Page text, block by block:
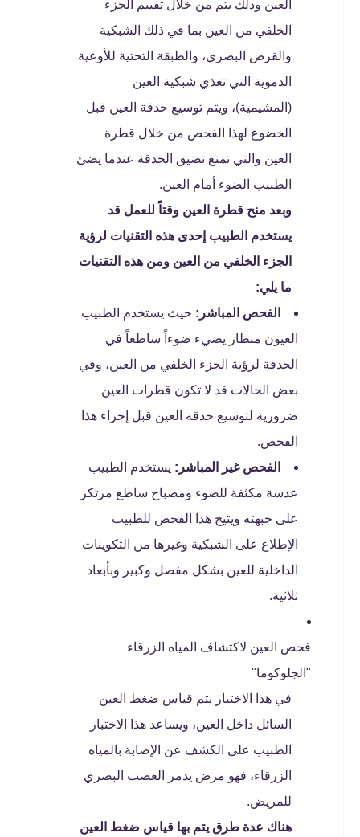
العين وذلك يتم من خلال تقييم الجزء
الخلفي من العين بما في ذلك الشبكية
والقرص البصري، والطبقة التحتية للأوعية
الدموية التي تغذي شبكية العين
(المشيمية)، ويتم توسيع حدقة العين قبل
الخضوع لهذا الفحص من خلال قطرة
العين والتي تمنع تضيق الحدقة عندما يضئ
الطبيب الضوء أمام العين.
وبعد منح قطرة العين وقتاً للعمل قد
يستخدم الطبيب إحدى هذه التقنيات لرؤية
الجزء الخلفي من العين ومن هذه التقنيات
ما يلي:
الفحص المباشر: حيث يستخدم الطبيب
العيون منظار يضيء ضوءاً ساطعاً في
الحدقة لرؤية الجزء الخلفي من العين، وفي
بعض الحالات قد لا تكون قطرات العين
ضرورية لتوسيع حدقة العين قبل إجراء هذا
الفحص.
الفحص غير المباشر: يستخدم الطبيب
عدسة مكثفة للضوء ومصباح ساطع مرتكز
على جبهته ويتيح هذا الفحص للطبيب
الإطلاع على الشبكية وغيرها من التكوينات
الداخلية للعين بشكل مفصل وكبير وبأبعاد
ثلاثية.
فحص العين لاكتشاف المياه الزرقاء
"الجلوكوما"
في هذا الاختبار يتم قياس ضغط العين
السائل داخل العين، ويساعد هذا الاختبار
الطبيب على الكشف عن الإصابة بالمياه
الزرقاء، فهو مرض يدمر العصب البصري
للمريض.
هناك عدة طرق يتم بها قياس ضغط العين